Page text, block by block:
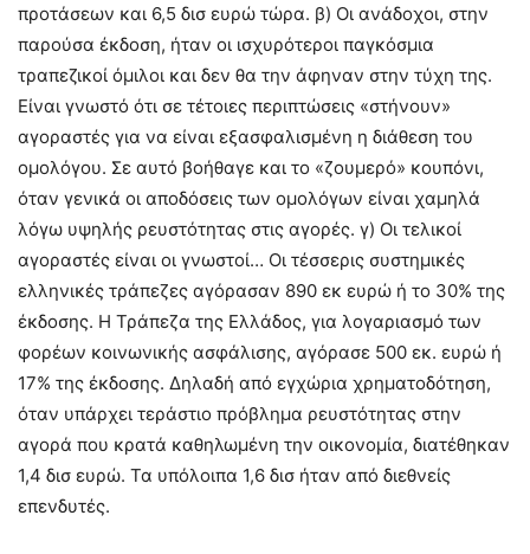
προτάσεων και 6,5 δισ ευρώ τώρα. β) Οι ανάδοχοι, στην
παρούσα έκδοση, ήταν οι ισχυρότεροι παγκόσμια
τραπεζικοί όμιλοι και δεν θα την άφηναν στην τύχη της.
Είναι γνωστό ότι σε τέτοιες περιπτώσεις «στήνουν»
αγοραστές για να είναι εξασφαλισμένη η διάθεση του
ομολόγου. Σε αυτό βοήθαγε και το «ζουμερό» κουπόνι,
όταν γενικά οι αποδόσεις των ομολόγων είναι χαμηλά
λόγω υψηλής ρευστότητας στις αγορές. γ) Οι τελικοί
αγοραστές είναι οι γνωστοί… Οι τέσσερις συστημικές
ελληνικές τράπεζες αγόρασαν 890 εκ ευρώ ή το 30% της
έκδοσης. Η Τράπεζα της Ελλάδος, για λογαριασμό των
φορέων κοινωνικής ασφάλισης, αγόρασε 500 εκ. ευρώ ή
17% της έκδοσης. Δηλαδή από εγχώρια χρηματοδότηση,
όταν υπάρχει τεράστιο πρόβλημα ρευστότητας στην
αγορά που κρατά καθηλωμένη την οικονομία, διατέθηκαν
1,4 δισ ευρώ. Τα υπόλοιπα 1,6 δισ ήταν από διεθνείς
επενδυτές.